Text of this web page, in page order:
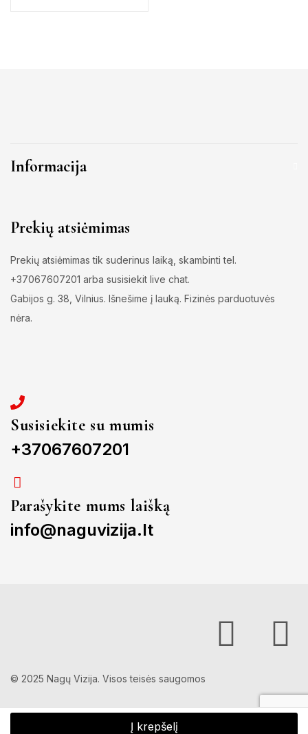
Į krepšelį
Informacija
Prekių atsiėmimas
Prekių atsiėmimas tik suderinus laiką, skambinti tel.
+37067607201 arba susisiekit live chat.
Gabijos g. 38, Vilnius. Išnešime į lauką. Fizinės parduotuvės
nėra.
Susisiekite su mumis
+37067607201
Parašykite mums laišką
info@naguvizija.lt
© 2025 Nagų Vizija. Visos teisės saugomos